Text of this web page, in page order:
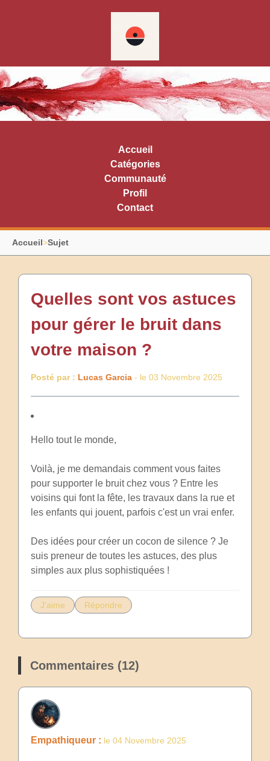
Accueil
Catégories
Communauté
Profil
Contact
Accueil>Sujet
Quelles sont vos astuces
pour gérer le bruit dans
votre maison ?
Posté par : Lucas Garcia - le 03 Novembre 2025
Hello tout le monde,
Voilà, je me demandais comment vous faites
pour supporter le bruit chez vous ? Entre les
voisins qui font la fête, les travaux dans la rue et
les enfants qui jouent, parfois c'est un vrai enfer.
Des idées pour créer un cocon de silence ? Je
suis preneur de toutes les astuces, des plus
simples aux plus sophistiquées !
J'aime Répondre
Commentaires (12)
Empathiqueur : le 04 Novembre 2025